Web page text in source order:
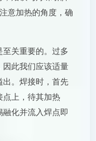
意加热的角度，确
关重要的。过多
此我们应该适量
。焊接时，首先
上，待其加热
化并流入焊点即